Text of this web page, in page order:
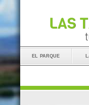
el parque